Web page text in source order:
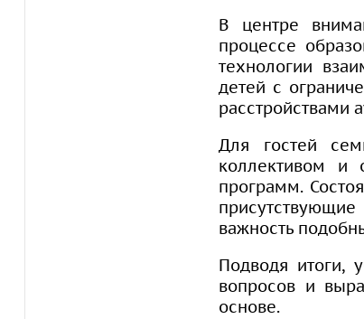
В центре
процессе
технологии
детей с
расстройствами
Для гостей
коллективом и
программ.
важность
Подводя итоги,
вопросов и
основе.